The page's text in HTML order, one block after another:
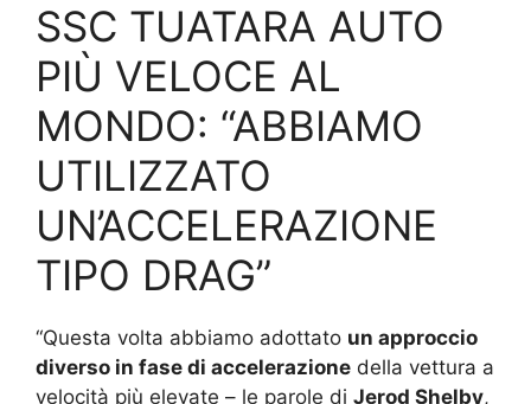
SSC TUATARA AUTO
PIÙ VELOCE AL
MONDO: “ABBIAMO
UTILIZZATO
UN’ACCELERAZIONE
TIPO DRAG”
“Questa volta abbiamo adottato un approccio
diverso in fase di accelerazione della vettura a
velocità più elevate – le parole di Jerod Shelby,